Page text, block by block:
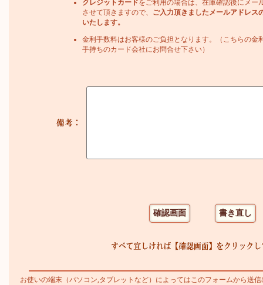
クレジットカードをご利用の場合は、在庫確認後にメー
させて頂きますので、
ご入力頂きましたメールアドレス
いたします。
金利手数料はお客様のご負担となります。（こちらの金
手持ちのカード会社にお問合せ下さい）
お使いの端末（パソコン,タブレットなど）によってはこのフォームから送